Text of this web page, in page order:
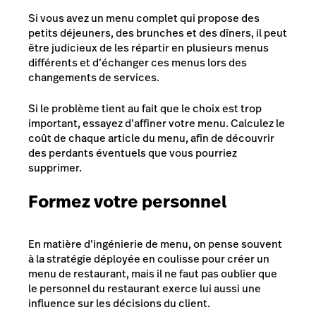
Si vous avez un menu complet qui propose des
petits déjeuners, des brunches et des dîners, il peut
être judicieux de les répartir en plusieurs menus
différents et d’échanger ces menus lors des
changements de services.
Si le problème tient au fait que le choix est trop
important, essayez d’affiner votre menu. Calculez le
coût de chaque article du menu, afin de découvrir
des perdants éventuels que vous pourriez
supprimer.
Formez votre personnel
En matière d’ingénierie de menu, on pense souvent
à la stratégie déployée en coulisse pour créer un
menu de restaurant, mais il ne faut pas oublier que
le personnel du restaurant exerce lui aussi une
influence sur les décisions du client.